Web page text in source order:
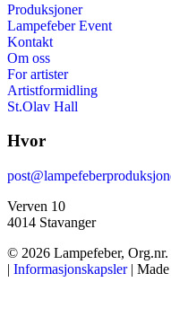
Produksjoner
Lampefeber Event
Kontakt
Om oss
For artister
Artistformidling
St.Olav Hall
Hvor
Verven 10
4014 Stavanger
© 2026 Lampefeber, Org.nr.
| Informasjonskapsler|